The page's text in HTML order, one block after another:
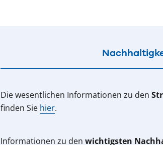
Die wesentlichen Informationen zu den
finden Sie hier.
Informationen zu den wichtigsten